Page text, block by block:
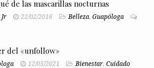
de las mascarillas nocturnas
Jr 22/02/2016 Belleza, Guapóloga
del «unfollow»
12/05/2021 Bienestar, Cuidado